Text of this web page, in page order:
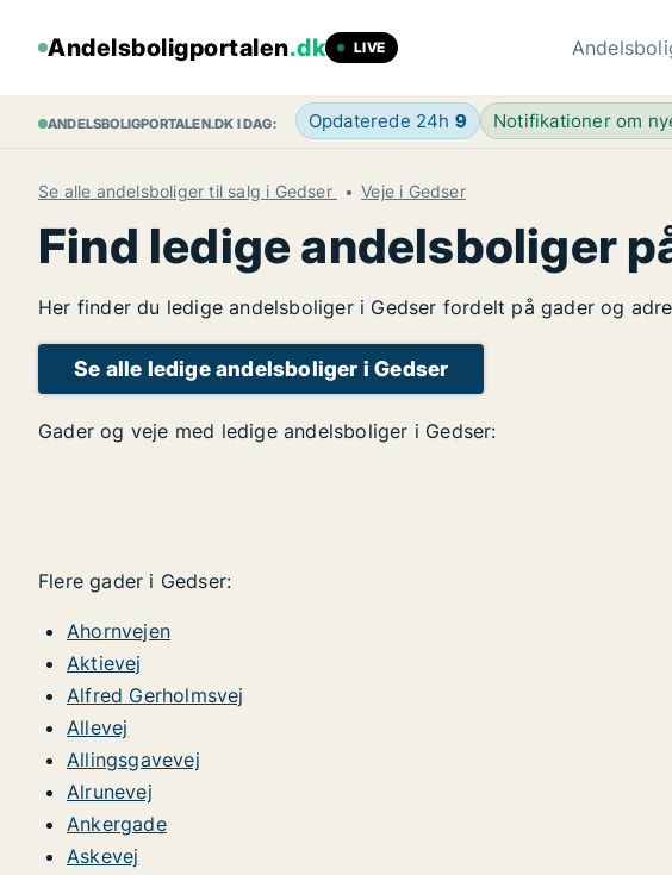
Andelsboligportalen.dk LIVE
ANDELSBOLIGPORTALEN.DK I DAG: Opdaterede 24h 9 Notifikationer om
Se alle andelsboliger til salg i Gedser Veje i Gedser
Find ledige andelsboliger
Her finder du ledige andelsboliger i Gedser fordelt på gader og
Se alle ledige andelsboliger i Gedser
Gader og veje med ledige andelsboliger i Gedser:
Flere gader i Gedser:
Ahornvejen
Aktievej
Alfred Gerholmsvej
Allevej
Allingsgavevej
Alrunevej
Ankergade
Askevej